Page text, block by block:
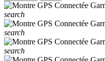
search
search
search